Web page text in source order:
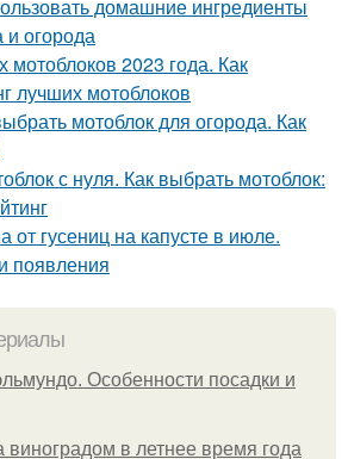
домашние ингредиенты
и огорода
мотоблоков 2023 года. Как
лучших мотоблоков
мотоблок для огорода. Как
с нуля. Как выбрать мотоблок:
от гусениц на капусте в июле.
появления
Особенности посадки и
виноградом в летнее время года